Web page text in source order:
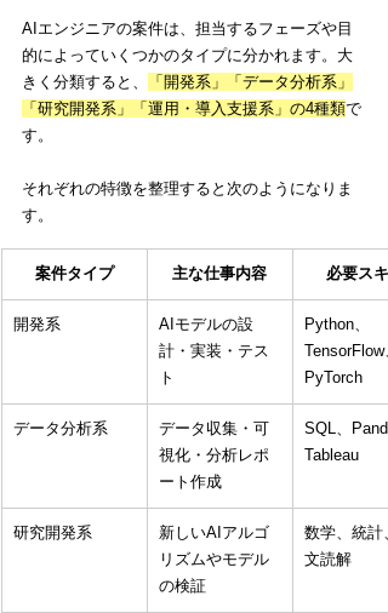
AIエンジニアの案件は、担当するフェーズや目
的によっていくつかのタイプに分かれます。大
きく分類すると、
「開発系」「データ分析系」
「研究開発系」「運用・導入支援系」の4種類で
す。
それぞれの特徴を整理すると次のようになりま
す。
案件タイプ 主な仕事内容 必要スキ
開発系
AIモデルの設
計・実装・テス
ト
Python、
TensorFlow
PyTorch
データ分析系
データ収集・可
視化・分析レポ
ート作成
SQL、
Tableau
研究開発系
新しいAIアルゴ
リズムやモデル
の検証
数学、統計
文読解